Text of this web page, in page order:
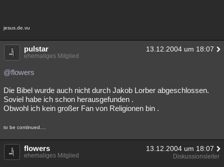
jesus.de.vu
pulstar 13.12.2004 um 18:07
ehemaliges Mitglied
@flowers
Die Bibel wurde auch nicht durch Jakob Lorber abgeschlossen.
Soviel habe ich schon herausgefunden .
Obwohl ich kein großer Fan von Religionen bin .
to be continued....
flowers 13.12.2004 um 18:07
ehemaliges Mitglied Diskussionsleiter